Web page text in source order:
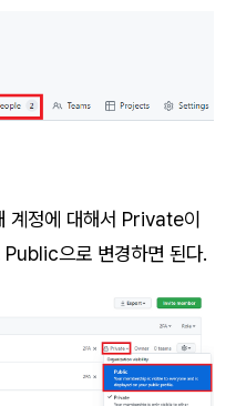
계정에 대해서 Private이
Public으로 변경하면 된다.